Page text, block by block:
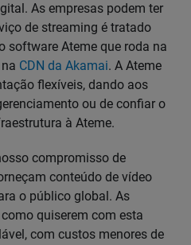
As empresas podem ter
de streaming é tratado
software Ateme que roda na
CDN da Akamai. A Ateme
flexíveis, dando aos
ou de confiar o
à Ateme.
compromisso de
conteúdo de vídeo
o público global. As
quiserem com esta
com custos menores de